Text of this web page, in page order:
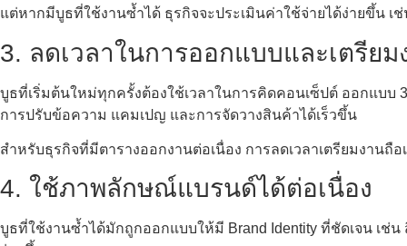
แต่หากมีบูธที่ใช้งานซ้ำได้ ธุรกิจจะประเมินค่าใช้จ่ายได้ง่ายขึ้น
3. ลดเวลาในการออกแบบและเตรียม
บูธที่เริ่มต้นใหม่ทุกครั้งต้องใช้เวลาในการคิดคอนเซ็ปต์ ออกแบ
การปรับข้อความ แคมเปญ และการจัดวางสินค้าได้เร็วขึ้น
สำหรับธุรกิจที่มีตารางออกงานต่อเนื่อง การลดเวลาเตรียมงานถื
4. ใช้ภาพลักษณ์แบรนด์ได้ต่อเนื่อง
บูธที่ใช้งานซ้ำได้มักถูกออกแบบให้มี Brand Identity ที่ชัดเจน เ